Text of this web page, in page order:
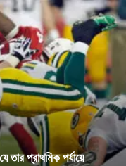
তার প্রাথমিক পর্যায়ে